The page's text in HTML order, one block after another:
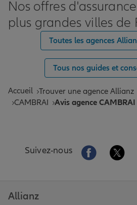
Nos offres
plus grandes villes de
Toutes les agences
Tous nos guides et
Accueil Trouver une agence Allianz
CAMBRAI
Avis agence CAMBRAI
Suivez-nous Aller sur laAller
Allianz